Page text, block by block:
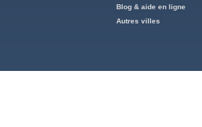
Blog & aide en ligne
Autres villes